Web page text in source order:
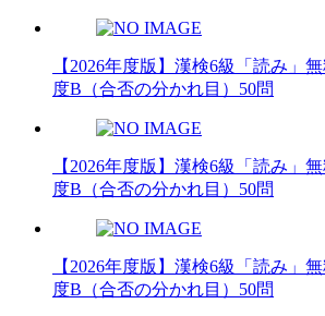
【2026年度版】漢検6級「読み」
度B（合否の分かれ目）50問
【2026年度版】漢検6級「読み」
度B（合否の分かれ目）50問
【2026年度版】漢検6級「読み」
度B（合否の分かれ目）50問